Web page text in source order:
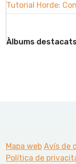
Tutorial Horde:
Àlbums
Mapa web Avís de
Política de